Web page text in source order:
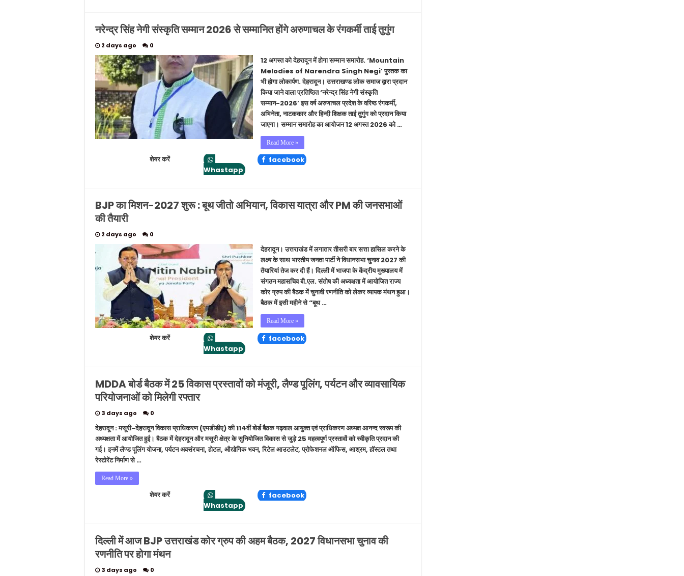
नरेन्द्र सिंह नेगी संस्कृति सम्मान 2026 से सम्मानित होंगे अरुणाचल के रंगकर्मी ताई तुगुंग
2 days ago 0
12 अगस्त को देहरादून में होगा सम्मान समारोह. ‘Mountain
Melodies of Narendra Singh Negi’ पुस्तक का
भी होगा लोकार्पण. देहरादून। उत्तराखण्ड लोक समाज द्वारा प्रदान
किया जाने वाला प्रतिष्ठित ‘नरेन्द्र सिंह नेगी संस्कृति
सम्मान-2026’ इस वर्ष अरुणाचल प्रदेश के वरिष्ठ रंगकर्मी,
अभिनेता, नाटककार और हिन्दी शिक्षक ताई तुगुंग को प्रदान किया
जाएगा। सम्मान समारोह का आयोजन 12 अगस्त 2026 को …
Read More »
शेयर करें
Whastapp
facebook
BJP का मिशन-2027 शुरू : बूथ जीतो अभियान, विकास यात्रा और PM की जनसभाओं
की तैयारी
2 days ago 0
देहरादून। उत्तराखंड में लगातार तीसरी बार सत्ता हासिल करने के
लक्ष्य के साथ भारतीय जनता पार्टी ने विधानसभा चुनाव 2027 की
तैयारियां तेज कर दी हैं। दिल्ली में भाजपा के केंद्रीय मुख्यालय में
संगठन महासचिव बी.एल. संतोष की अध्यक्षता में आयोजित राज्य
कोर ग्रुप की बैठक में चुनावी रणनीति को लेकर व्यापक मंथन हुआ।
बैठक में इसी महीने से “बूथ …
Read More »
शेयर करें
Whastapp
facebook
MDDA बोर्ड बैठक में 25 विकास प्रस्तावों को मंजूरी, लैण्ड पूलिंग, पर्यटन और व्यावसायिक
परियोजनाओं को मिलेगी रफ्तार
3 days ago 0
देहरादून : मसूरी-देहरादून विकास प्राधिकरण (एमडीडीए) की 114वीं बोर्ड बैठक गढ़वाल आयुक्त एवं प्राधिकरण अध्यक्ष आनन्द स्वरूप की
अध्यक्षता में आयोजित हुई। बैठक में देहरादून और मसूरी क्षेत्र के सुनियोजित विकास से जुड़े 25 महत्वपूर्ण प्रस्तावों को स्वीकृति प्रदान की
गई। इनमें लैण्ड पूलिंग योजना, पर्यटन अवसंरचना, होटल, औद्योगिक भवन, रिटेल आउटलेट, प्रोफेशनल ऑफिस, आश्रम, हॉस्टल तथा
रेस्टोरेंट निर्माण से …
Read More »
शेयर करें
Whastapp
facebook
दिल्ली में आज BJP उत्तराखंड कोर ग्रुप की अहम बैठक, 2027 विधानसभा चुनाव की
रणनीति पर होगा मंथन
3 days ago 0